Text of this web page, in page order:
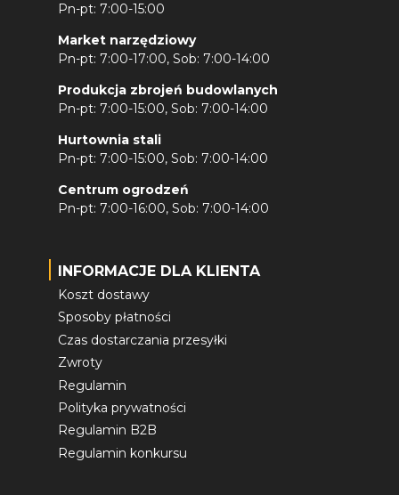
Pn-pt: 7:00-15:00
Market narzędziowy
Pn-pt: 7:00-17:00, Sob: 7:00-14:00
Produkcja zbrojeń budowlanych
Pn-pt: 7:00-15:00, Sob: 7:00-14:00
Hurtownia stali
Pn-pt: 7:00-15:00, Sob: 7:00-14:00
Centrum ogrodzeń
Pn-pt: 7:00-16:00, Sob: 7:00-14:00
INFORMACJE DLA KLIENTA
Koszt dostawy
Sposoby płatności
Czas dostarczania przesyłki
Zwroty
Regulamin
Polityka prywatności
Regulamin B2B
Regulamin konkursu